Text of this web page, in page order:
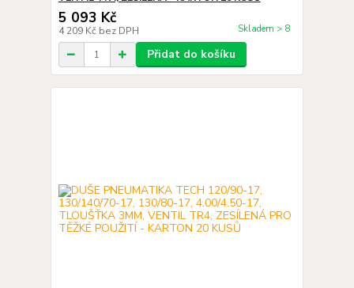
5 093 Kč
4 209 Kč bez DPH Skladem > 8
Přidat do košíku